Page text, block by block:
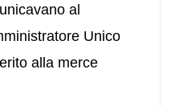
al
Unico
alla merce